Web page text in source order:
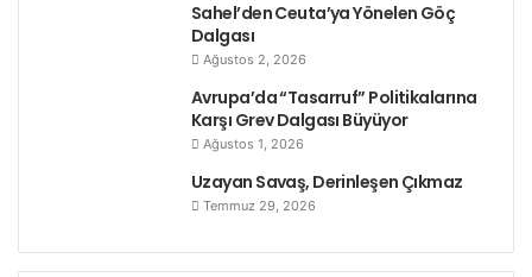
Sahel’den Ceuta’ya Yönelen Göç
Dalgası
Ağustos 2, 2026
Avrupa’da “Tasarruf” Politikalarına
Karşı Grev Dalgası Büyüyor
Ağustos 1, 2026
Uzayan Savaş, Derinleşen Çıkmaz
Temmuz 29, 2026